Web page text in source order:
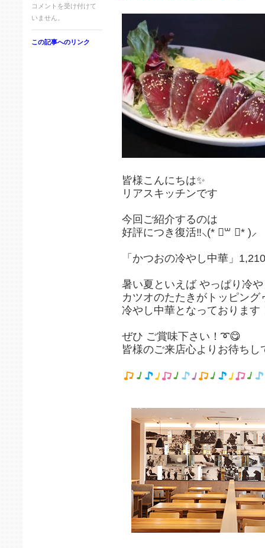
コメントを受け付けて
いません。
この記事へのリンク
皆様こんにちは✨
リアスキッチンです
今回ご紹介するのは
好評につき復活‼️⸜(* ॑꒳ ॑* )⸝
「かつおの冷やし中華」
暑い夏といえば やっぱり冷
カツオのたたきがトッピング
冷やし中華となっております
ぜひ ご賞味下さい！➰😋
皆様のご来店心よりお待ちし